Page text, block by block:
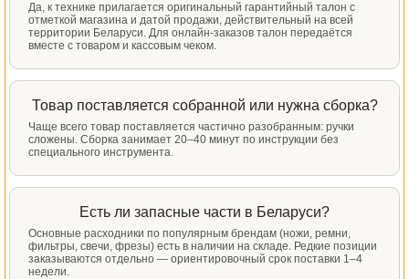
Да, к технике прилагается оригинальный гарантийный талон с
отметкой магазина и датой продажи, действительный на всей
территории Беларуси. Для онлайн-заказов талон передаётся
вместе с товаром и кассовым чеком.
Товар поставляется собранной или нужна сборка?
Чаще всего товар поставляется частично разобранным: ручки
сложены. Сборка занимает 20–40 минут по инструкции без
специального инструмента.
Есть ли запасные части в Беларуси?
Основные расходники по популярным брендам (ножи, ремни,
фильтры, свечи, фрезы) есть в наличии на складе. Редкие позиции
заказываются отдельно — ориентировочный срок поставки 1–4
недели.